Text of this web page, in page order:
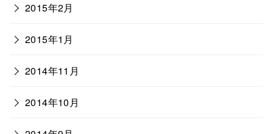
2015年2月
2015年1月
2014年11月
2014年10月